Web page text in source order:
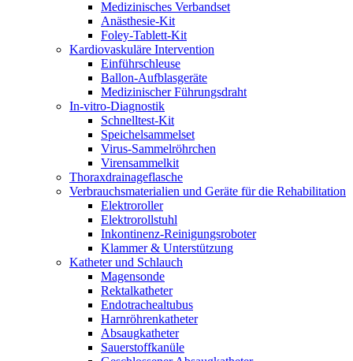
Medizinisches Verbandset
Anästhesie-Kit
Foley-Tablett-Kit
Kardiovaskuläre Intervention
Einführschleuse
Ballon-Aufblasgeräte
Medizinischer Führungsdraht
In-vitro-Diagnostik
Schnelltest-Kit
Speichelsammelset
Virus-Sammelröhrchen
Virensammelkit
Thoraxdrainageflasche
Verbrauchsmaterialien und Geräte für die Rehabilitation
Elektroroller
Elektrorollstuhl
Inkontinenz-Reinigungsroboter
Klammer & Unterstützung
Katheter und Schlauch
Magensonde
Rektalkatheter
Endotrachealtubus
Harnröhrenkatheter
Absaugkatheter
Sauerstoffkanüle